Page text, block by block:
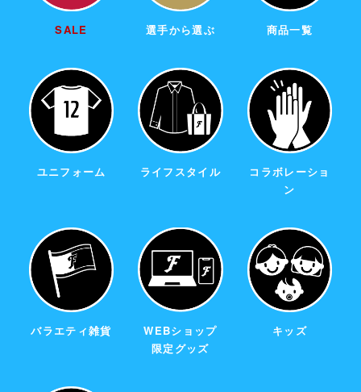
SALE 選手から選ぶ 商品一覧
ユニフォーム ライフスタイル
コラボレーショ
ン
バラエティ雑貨
WEBショップ
限定グッズ
キッズ